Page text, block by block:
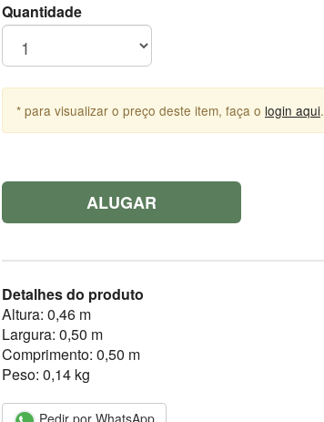
Quantidade
* para visualizar o preço deste item, faça o login aqui.
ALUGAR
Detalhes do produto
Altura: 0,46 m
Largura: 0,50 m
Comprimento: 0,50 m
Peso: 0,14 kg